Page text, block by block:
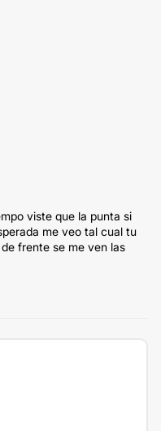
viste que la punta si
me veo tal cual tu
frente se me ven las